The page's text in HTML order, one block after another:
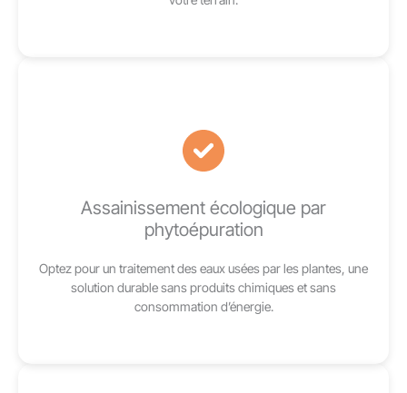
Assainissement écologique par
phytoépuration
Optez pour un traitement des eaux usées par les plantes, une
solution durable sans produits chimiques et sans
consommation d’énergie.